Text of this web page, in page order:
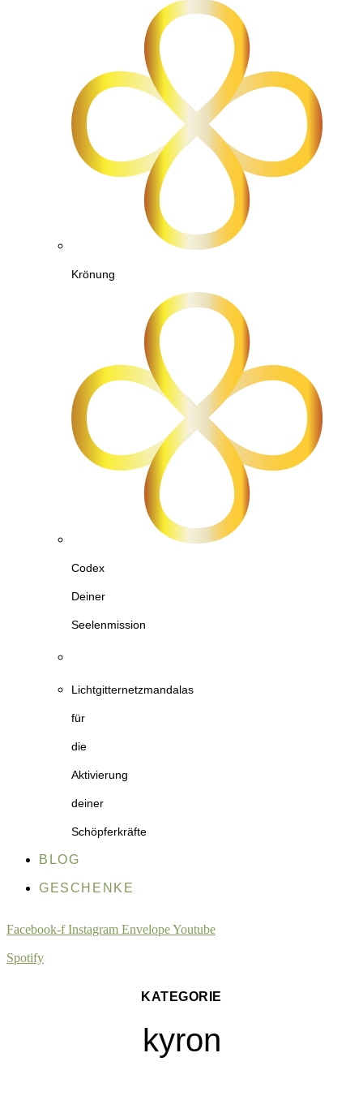
Krönung
Codex
Deiner
Seelenmission
Lichtgitternetzmandalas
für
die
Aktivierung
deiner
Schöpferkräfte
BLOG
GESCHENKE
Facebook-f Instagram EnvelopeYoutube
Spotify
KATEGORIE
kyron